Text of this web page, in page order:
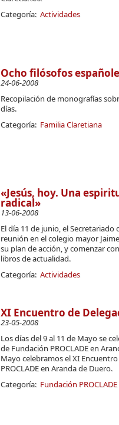
Categoría: Actividades
Ocho filósofos
24-06-2008
Recopilación de monografías
días.
Categoría: Familia Claretiana
«Jesús, hoy. Una
radical»
13-06-2008
El día 11 de junio, el
reunión en el colegio mayor
su plan de acción, y comenzar
libros de actualidad.
Categoría: Actividades
XI Encuentro de
23-05-2008
Los días del 9 al 11 de Mayo se
de Fundación PROCLADE en
Mayo celebramos el XI
PROCLADE en Aranda de Duero.
Categoría: Fundación PROCLADE